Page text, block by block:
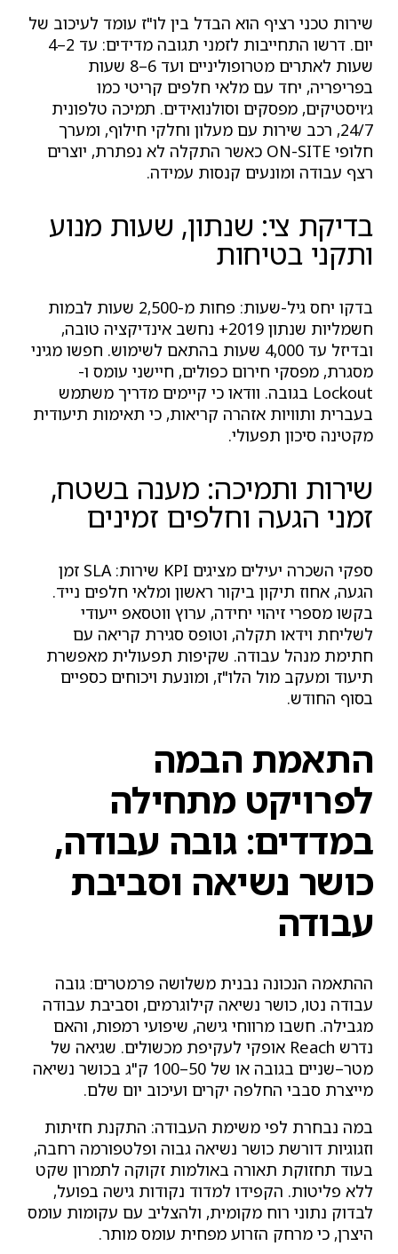
שירות טכני רציף הוא הבדל בין לו"ז עומד לעיכוב של
יום. דרשו התחייבות לזמני תגובה מדידים: עד 2–4
שעות לאתרים מטרופוליניים ועד 6–8 שעות
בפריפריה, יחד עם מלאי חלפים קריטי כמו
ג׳ויסטיקים, מפסקים וסולנואידים. תמיכה טלפונית
24/7, רכב שירות עם מעלון וחלקי חילוף, ומערך
חלופי ON-SITE כאשר התקלה לא נפתרת, יוצרים
רצף עבודה ומונעים קנסות עמידה.
בדיקת צי: שנתון, שעות מנוע
ותקני בטיחות
בדקו יחס גיל-שעות: פחות מ-2,500 שעות לבמות
חשמליות שנתון 2019+ נחשב אינדיקציה טובה,
ובדיזל עד 4,000 שעות בהתאם לשימוש. חפשו מגיני
מסגרת, מפסקי חירום כפולים, חיישני עומס ו-
Lockout בגובה. וודאו כי קיימים מדריך משתמש
בעברית ותוויות אזהרה קריאות, כי תאימות תיעודית
מקטינה סיכון תפעולי.
שירות ותמיכה: מענה בשטח,
זמני הגעה וחלפים זמינים
ספקי השכרה יעילים מציגים KPI שירות: SLA זמן
הגעה, אחוז תיקון ביקור ראשון ומלאי חלפים נייד.
בקשו מספרי זיהוי יחידה, ערוץ ווטסאפ ייעודי
לשליחת וידאו תקלה, וטופס סגירת קריאה עם
חתימת מנהל עבודה. שקיפות תפעולית מאפשרת
תיעוד ומעקב מול הלו"ז, ומונעת ויכוחים כספיים
בסוף החודש.
התאמת הבמה
לפרויקט מתחילה
במדדים: גובה עבודה,
כושר נשיאה וסביבת
עבודה
ההתאמה הנכונה נבנית משלושה פרמטרים: גובה
עבודה נטו, כושר נשיאה קילוגרמים, וסביבת עבודה
מגבילה. חשבו מרווחי גישה, שיפועי רמפות, והאם
נדרש Reach אופקי לעקיפת מכשולים. שגיאה של
מטר–שניים בגובה או של 50–100 ק"ג בכושר נשיאה
מייצרת סבבי החלפה יקרים ועיכוב יום שלם.
במה נבחרת לפי משימת העבודה: התקנת חזיתות
וזגוגיות דורשת כושר נשיאה גבוה ופלטפורמה רחבה,
בעוד תחזוקת תאורה באולמות זקוקה לתמרון שקט
ללא פליטות. הקפידו למדוד נקודות גישה בפועל,
לבדוק נתוני רוח מקומית, ולהצליב עם עקומות עומס
היצרן, כי מרחק הזרוע מפחית עומס מותר.